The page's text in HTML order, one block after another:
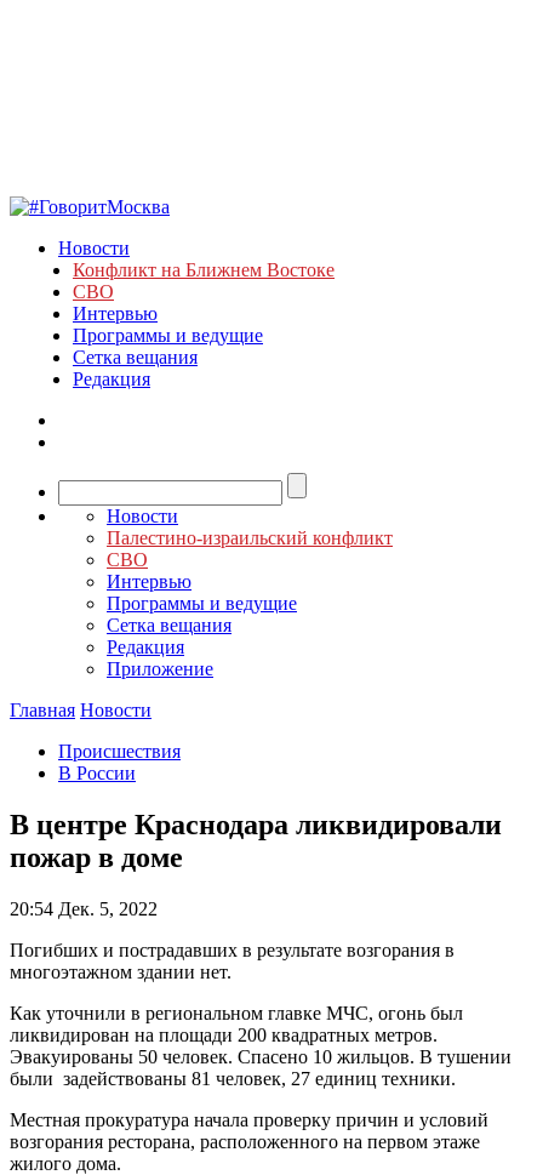
Новости
Конфликт на Ближнем Востоке
СВО
Интервью
Программы и ведущие
Сетка вещания
Редакция
Новости
Палестино-израильский конфликт
СВО
Интервью
Программы и ведущие
Сетка вещания
Редакция
Приложение
Главная Новости
Происшествия
В России
В центре Краснодара ликвидировали
пожар в доме
20:54 Дек. 5, 2022
Погибших и пострадавших в результате возгорания в
многоэтажном здании нет.
Как уточнили в региональном главке МЧС, огонь был
ликвидирован на площади 200 квадратных метров.
Эвакуированы 50 человек. Спасено 10 жильцов. В тушении
были задействованы 81 человек, 27 единиц техники.
Местная прокуратура начала проверку причин и условий
возгорания ресторана, расположенного на первом этаже
жилого дома.